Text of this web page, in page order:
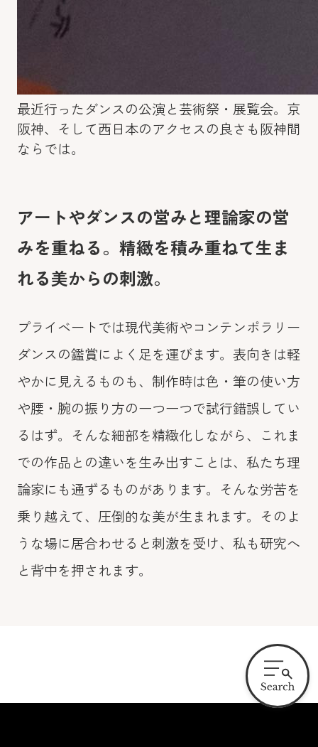
最近行ったダンスの公演と芸術祭・展覧会。京
阪神、そして西日本のアクセスの良さも阪神間
ならでは。
アートやダンスの営みと理論家の営
みを重ねる。精緻を積み重ねて生ま
れる美からの刺激。
プライベートでは現代美術やコンテンポラリー
ダンスの鑑賞によく足を運びます。表向きは軽
やかに見えるものも、制作時は色・筆の使い方
や腰・腕の振り方の一つ一つで試行錯誤してい
るはず。そんな細部を精緻化しながら、これま
での作品との違いを生み出すことは、私たち理
論家にも通ずるものがあります。そんな労苦を
乗り越えて、圧倒的な美が生まれます。そのよ
うな場に居合わせると刺激を受け、私も研究へ
と背中を押されます。